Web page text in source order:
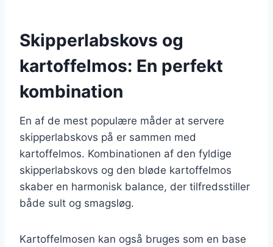
Skipperlabskovs og
kartoffelmos: En perfekt
kombination
En af de mest populære måder at servere
skipperlabskovs på er sammen med
kartoffelmos. Kombinationen af den fyldige
skipperlabskovs og den bløde kartoffelmos
skaber en harmonisk balance, der tilfredsstiller
både sult og smagsløg.
Kartoffelmosen kan også bruges som en base